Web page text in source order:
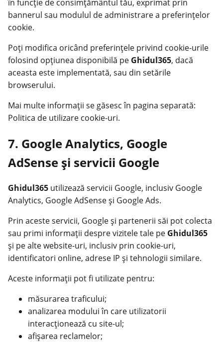
în funcție de consimțământul tău, exprimat prin
bannerul sau modulul de administrare a preferințelor
cookie.
Poți modifica oricând preferințele privind cookie-urile
folosind opțiunea disponibilă pe Ghidul365, dacă
aceasta este implementată, sau din setările
browserului.
Mai multe informații se găsesc în pagina separată:
Politica de utilizare cookie-uri.
7. Google Analytics, Google
AdSense și servicii Google
Ghidul365 utilizează servicii Google, inclusiv Google
Analytics, Google AdSense și Google Ads.
Prin aceste servicii, Google și partenerii săi pot colecta
sau primi informații despre vizitele tale pe Ghidul365
și pe alte website-uri, inclusiv prin cookie-uri,
identificatori online, adrese IP și tehnologii similare.
Aceste informații pot fi utilizate pentru:
măsurarea traficului;
analizarea modului în care utilizatorii
interacționează cu site-ul;
afișarea reclamelor;